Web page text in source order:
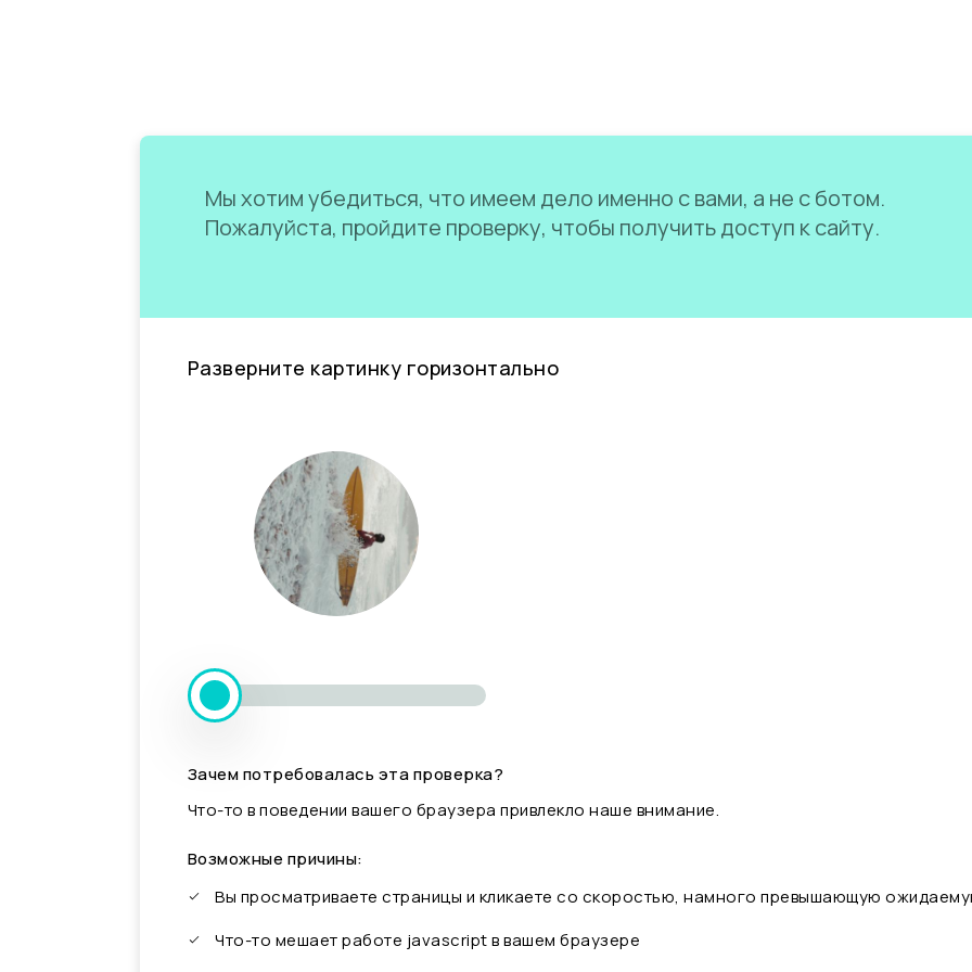
Мы хотим убедиться, что имеем дело именно с вами, а не с ботом.
Пожалуйста, пройдите проверку, чтобы получить доступ к сайту.
Разверните картинку горизонтально
Зачем потребовалась эта проверка?
Что-то в поведении вашего браузера привлекло наше внимание.
Возможные причины:
Вы просматриваете страницы и кликаете со скоростью, намного превышающую
Что-то мешает работе javascript в вашем браузере